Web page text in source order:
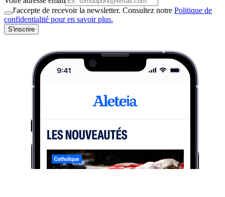
J'accepte de recevoir la newsletter. Consultez notre Politique de
confidentialité pour en savoir plus.
S'inscrire